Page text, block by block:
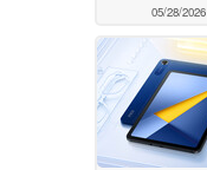
05/28/2026